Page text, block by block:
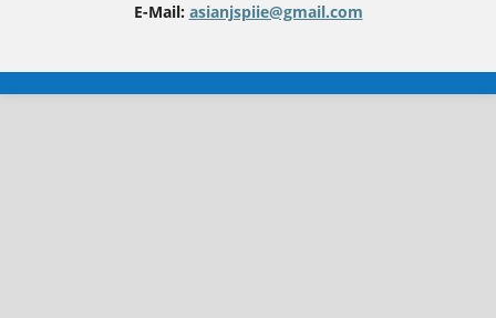
E-Mail: asianjspiie@gmail.com